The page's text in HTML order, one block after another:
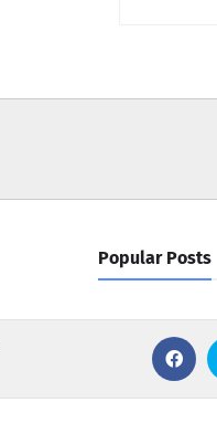
Popular Posts